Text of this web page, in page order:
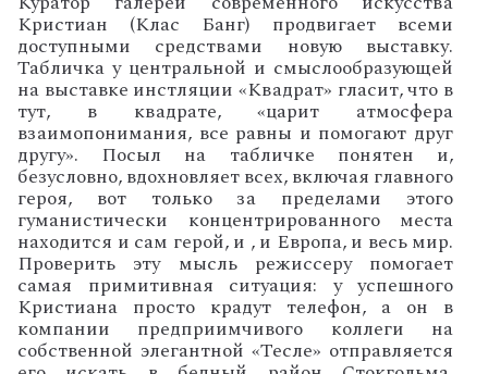
Кристиан (Клас Банг) продвигает всеми
доступными средствами новую выставку.
Табличка у центральной и смыслообразующей
на выставке инстляции «Квадрат» гласит, что в
тут, в квадрате, «царит атмосфера
взаимопонимания, все равны и помогают друг
другу». Посыл на табличке понятен и,
безусловно, вдохновляет всех, включая главного
героя, вот только за пределами этого
гуманистически концентрированного места
находится и сам герой, и , и Европа, и весь мир.
Проверить эту мысль режиссеру помогает
самая примитивная ситуация: у успешного
Кристиана просто крадут телефон, а он в
компании предприимчивого коллеги на
собственной элегантной «Тесле» отправляется